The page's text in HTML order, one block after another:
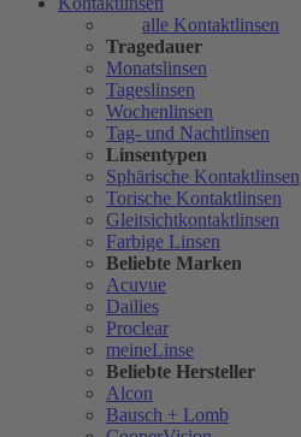
alle Kontaktlinsen
Tragedauer
Monatslinsen
Tageslinsen
Wochenlinsen
Tag- und Nachtlinsen
Linsentypen
Sphärische Kontaktlinsen
Torische Kontaktlinsen
Gleitsichtkontaktlinsen
Farbige Linsen
Beliebte Marken
Acuvue
Dailies
Proclear
meineLinse
Beliebte Hersteller
Alcon
Bausch + Lomb